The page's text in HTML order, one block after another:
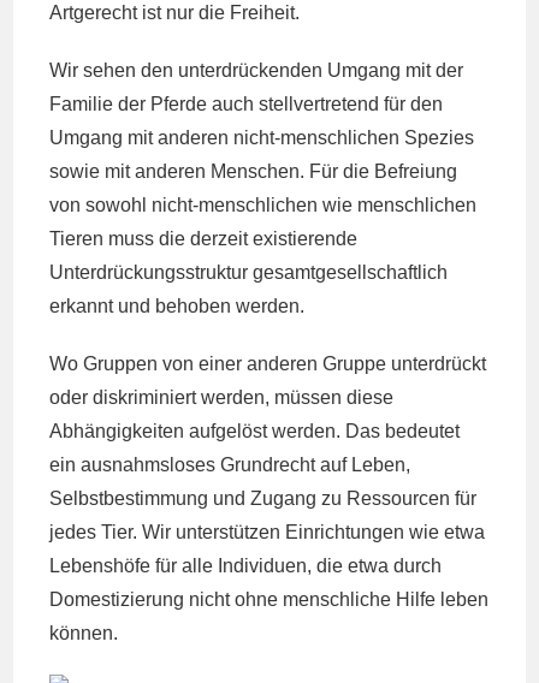
Artgerecht ist nur die Freiheit.
Wir sehen den unterdrückenden Umgang mit der
Familie der Pferde auch stellvertretend für den
Umgang mit anderen nicht-menschlichen Spezies
sowie mit anderen Menschen. Für die Befreiung
von sowohl nicht-menschlichen wie menschlichen
Tieren muss die derzeit existierende
Unterdrückungsstruktur gesamtgesellschaftlich
erkannt und behoben werden.
Wo Gruppen von einer anderen Gruppe unterdrückt
oder diskriminiert werden, müssen diese
Abhängigkeiten aufgelöst werden. Das bedeutet
ein ausnahmsloses Grundrecht auf Leben,
Selbstbestimmung und Zugang zu Ressourcen für
jedes Tier. Wir unterstützen Einrichtungen wie etwa
Lebenshöfe für alle Individuen, die etwa durch
Domestizierung nicht ohne menschliche Hilfe leben
können.